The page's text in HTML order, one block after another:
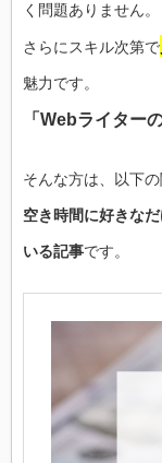
く問題ありません。
さらにスキル次第で
魅力です。
「Webライター
そんな方は、以下
空き時間に好きな
いる記事です。